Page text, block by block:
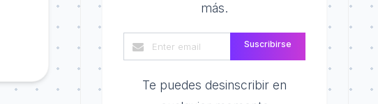
más.
Suscribirse
Te puedes desinscribir en